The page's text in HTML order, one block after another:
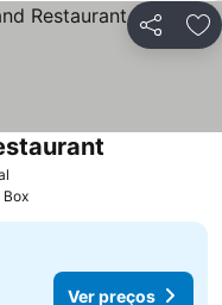
Partilhar
Box
Ver preços